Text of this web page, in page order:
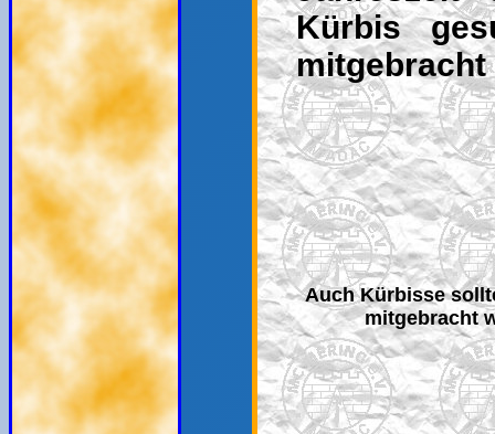
Kürbis
mitgebracht
Auch Kürbisse
mitgebracht